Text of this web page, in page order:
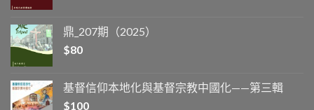
鼎_207期（2025）
$80
基督信仰本地化與基督宗教中國化——第三輯
$100